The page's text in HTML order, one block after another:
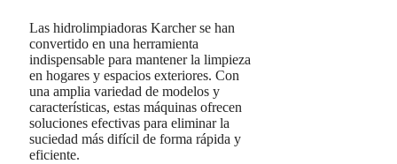
Las hidrolimpiadoras Karcher se han
convertido en una herramienta
indispensable para mantener la limpieza
en hogares y espacios exteriores. Con
una amplia variedad de modelos y
características, estas máquinas ofrecen
soluciones efectivas para eliminar la
suciedad más difícil de forma rápida y
eficiente.